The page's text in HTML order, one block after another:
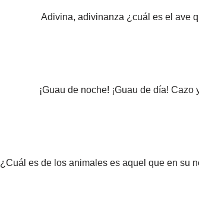
Adivina, adivinanza ¿cuál es el ave
¡Guau de noche! ¡Guau de día!
¿Cuál es de los animales es aquel que en su